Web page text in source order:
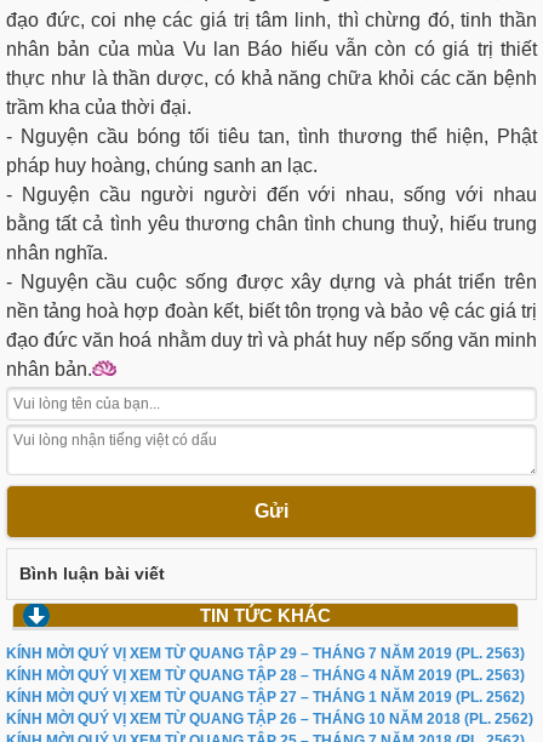
đạo đức, coi nhẹ các giá trị tâm linh, thì chừng đó, tinh thần
nhân bản của mùa Vu lan Báo hiếu vẫn còn có giá trị thiết
thực như là thần dược, có khả năng chữa khỏi các căn bệnh
trầm kha của thời đại.
- Nguyện cầu bóng tối tiêu tan, tình thương thể hiện, Phật
pháp huy hoàng, chúng sanh an lạc.
- Nguyện cầu người người đến với nhau, sống với nhau
bằng tất cả tình yêu thương chân tình chung thuỷ, hiếu trung
nhân nghĩa.
- Nguyện cầu cuộc sống được xây dựng và phát triển trên
nền tảng hoà hợp đoàn kết, biết tôn trọng và bảo vệ các giá trị
đạo đức văn hoá nhằm duy trì và phát huy nếp sống văn minh
nhân bản.
Gửi
Bình luận bài viết
TIN TỨC KHÁC
KÍNH MỜI QUÝ VỊ XEM TỪ QUANG TẬP 29 – THÁNG 7 NĂM 2019 (PL. 2563)
KÍNH MỜI QUÝ VỊ XEM TỪ QUANG TẬP 28 – THÁNG 4 NĂM 2019 (PL. 2563)
KÍNH MỜI QUÝ VỊ XEM TỪ QUANG TẬP 27 – THÁNG 1 NĂM 2019 (PL. 2562)
KÍNH MỜI QUÝ VỊ XEM TỪ QUANG TẬP 26 – THÁNG 10 NĂM 2018 (PL. 2562)